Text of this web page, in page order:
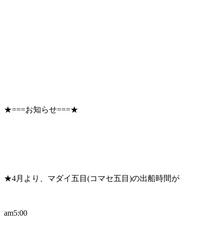
★===お知らせ===★
★4月より、マダイ五目(コマセ五目)の出船時間が
am5:00